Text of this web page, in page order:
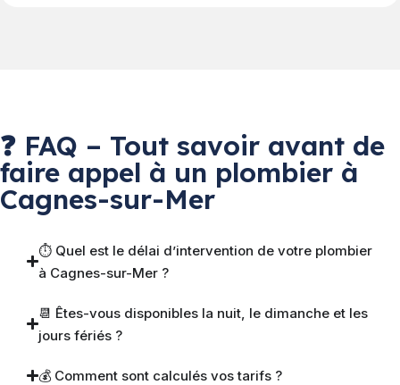
❓ FAQ – Tout savoir avant de
faire appel à un plombier à
Cagnes-sur-Mer
⏱ Quel est le délai d’intervention de votre plombier
à Cagnes-sur-Mer ?
📆 Êtes-vous disponibles la nuit, le dimanche et les
jours fériés ?
💰 Comment sont calculés vos tarifs ?